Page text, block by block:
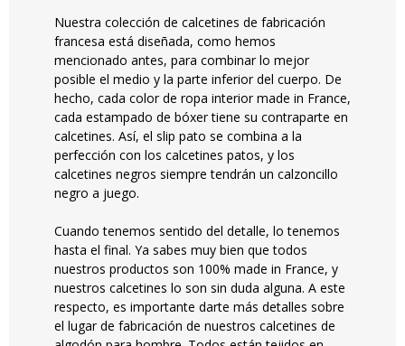
Nuestra colección de calcetines de fabricación
francesa está diseñada, como hemos
mencionado antes, para combinar lo mejor
posible el medio y la parte inferior del cuerpo. De
hecho, cada color de ropa interior made in France,
cada estampado de bóxer tiene su contraparte en
calcetines. Así, el slip pato se combina a la
perfección con los calcetines patos, y los
calcetines negros siempre tendrán un calzoncillo
negro a juego.
Cuando tenemos sentido del detalle, lo tenemos
hasta el final. Ya sabes muy bien que todos
nuestros productos son 100% made in France, y
nuestros calcetines lo son sin duda alguna. A este
respecto, es importante darte más detalles sobre
el lugar de fabricación de nuestros calcetines de